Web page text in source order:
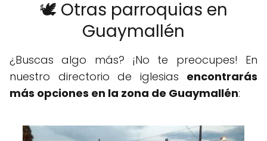
🕊️ Otras parroquias en
Guaymallén
¿Buscas algo más? ¡No te preocupes! En
nuestro directorio de iglesias encontrarás
más opciones en la zona de Guaymallén: